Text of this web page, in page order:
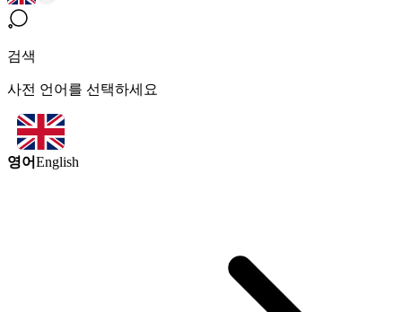
검색
사전 언어를 선택하세요
영어English